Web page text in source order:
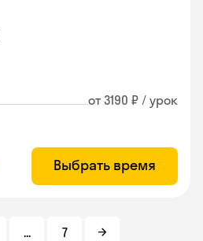
от 3190 ₽ / урок
Выбрать время
... 7